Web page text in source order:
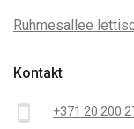
Kontakt
smartphone +371 20 200
Ruhmesallee